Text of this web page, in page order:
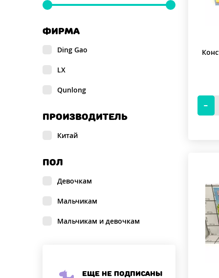
новым
ФИРМА
Ding Gao
LX
Qunlong
ПРОИЗВОДИТЕЛЬ
Китай
ПОЛ
Девочкам
Мальчикам
Мальчикам и девочкам
Еще не подписаны